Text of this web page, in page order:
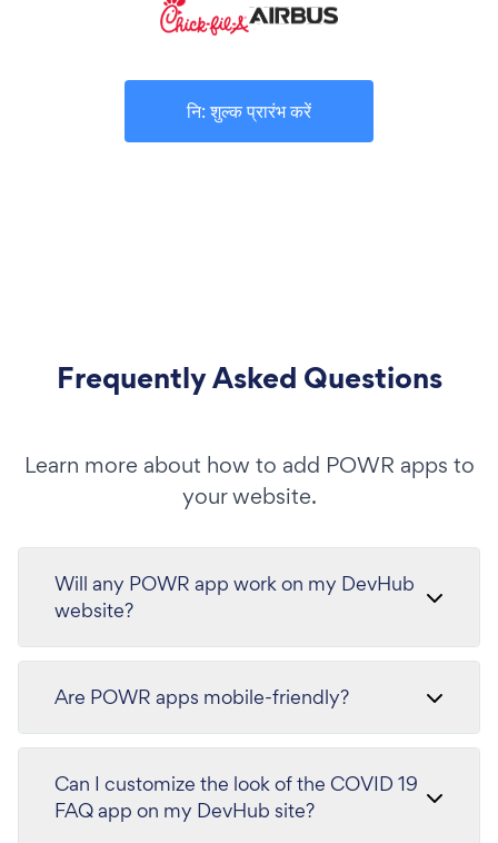
नि: शुल्क प्रारंभ करें
Frequently Asked Questions
Learn more about how to add POWR apps to
your website.
Will any POWR app work on my DevHub
website?
Are POWR apps mobile-friendly?
Can I customize the look of the COVID 19
FAQ app on my DevHub site?